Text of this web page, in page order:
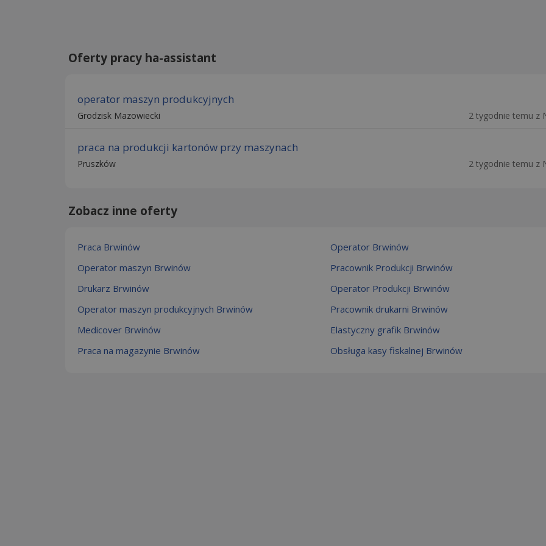
Oferty pracy ha-assistant
operator maszyn produkcyjnych
Grodzisk Mazowiecki 2 tygodnie temu z
praca na produkcji kartonów przy maszynach
Pruszków 2 tygodnie temu z
Zobacz inne oferty
Praca Brwinów
Operator Brwinów
Operator maszyn Brwinów
Pracownik Produkcji Brwinów
Drukarz Brwinów
Operator Produkcji Brwinów
Operator maszyn produkcyjnych Brwinów
Pracownik drukarni Brwinów
Medicover Brwinów
Elastyczny grafik Brwinów
Praca na magazynie Brwinów
Obsługa kasy fiskalnej Brwinów